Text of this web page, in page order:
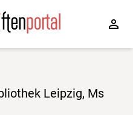
Leipzig, Ms